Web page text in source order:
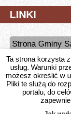
LINKI
Strona Gminy
Portal INFO
Ta strona korzysta
usług. Warunki
możesz określić w
Pliki te służą do
portalu, do